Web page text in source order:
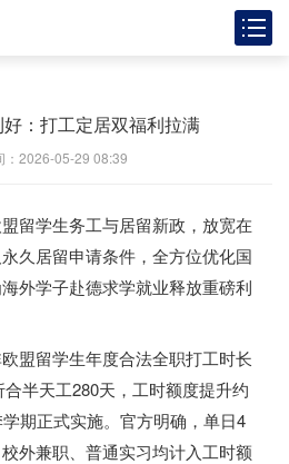
：打工定居双福利拉满
：2026-05-29 08:39
留学生务工与居留新政，放宽在
久居留申请条件，全方位优化国
外学子赴德求学就业释放重磅利
盟留学生年度合法全职打工时长
半天工280天，工时额度提升约
期正式实施。官方明确，单日4
外兼职、普通实习均计入工时额